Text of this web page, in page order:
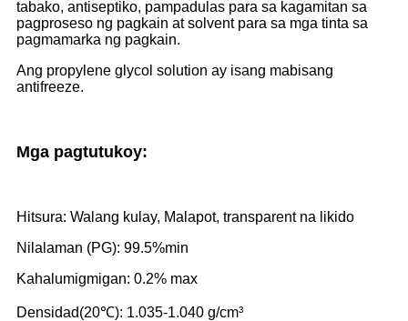
tabako, antiseptiko, pampadulas para sa kagamitan sa
pagproseso ng pagkain at solvent para sa mga tinta sa
pagmamarka ng pagkain.
Ang propylene glycol solution ay isang mabisang
antifreeze.
Mga pagtutukoy:
Hitsura: Walang kulay, Malapot, transparent na likido
Nilalaman (PG): 99.5%min
Kahalumigmigan: 0.2% max
Densidad(20℃): 1.035-1.040 g/cm³